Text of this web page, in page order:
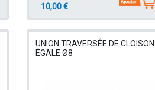
10,00 €
UNION TRAVERSÉE DE CLOISON
ÉGALE Ø8